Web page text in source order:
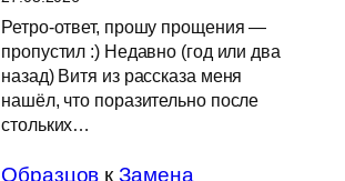
Ретро-ответ, прошу прощения —
пропустил :) Недавно (год или два
назад) Витя из рассказа меня
нашёл, что поразительно после
стольких…
Образцов кЗамена